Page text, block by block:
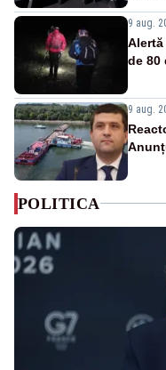
9 aug.
de 80
9 aug.
POLITICA